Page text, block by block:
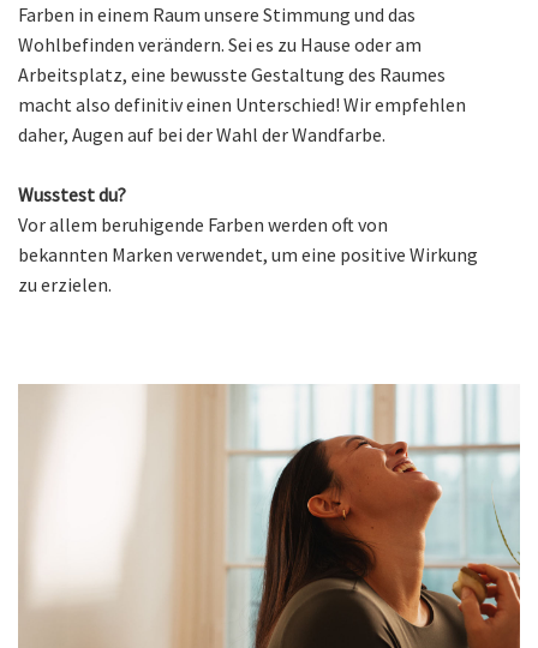
Farben in einem Raum unsere Stimmung und das
Wohlbefinden verändern. Sei es zu Hause oder am
Arbeitsplatz, eine bewusste Gestaltung des Raumes
macht also definitiv einen Unterschied! Wir empfehlen
daher, Augen auf bei der Wahl der Wandfarbe.
Wusstest du?
Vor allem beruhigende Farben werden oft von
bekannten Marken verwendet, um eine positive Wirkung
zu erzielen.